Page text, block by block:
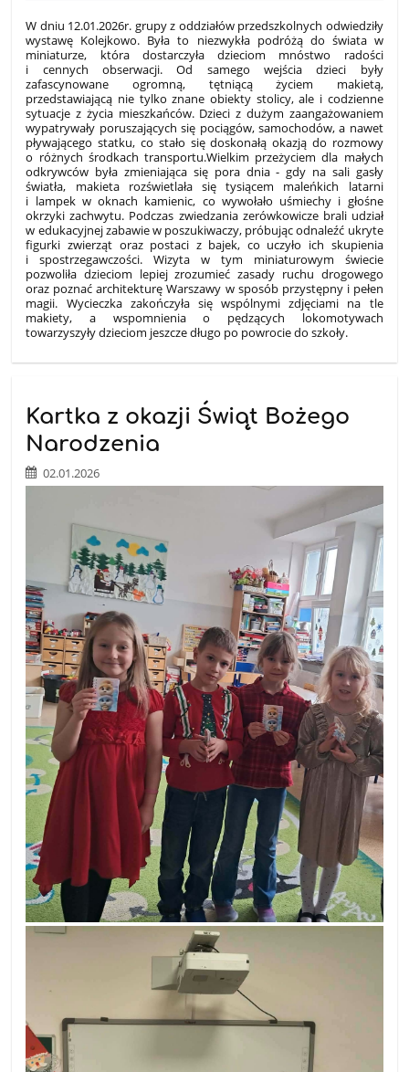
W dniu 12.01.2026r. grupy z oddziałów przedszkolnych odwiedziły
wystawę Kolejkowo. Była to niezwykła podróżą do świata w
miniaturze, która dostarczyła dzieciom mnóstwo radości
i cennych obserwacji. Od samego wejścia dzieci były
zafascynowane ogromną, tętniącą życiem makietą,
przedstawiającą nie tylko znane obiekty stolicy, ale i codzienne
sytuacje z życia mieszkańców. Dzieci z dużym zaangażowaniem
wypatrywały poruszających się pociągów, samochodów, a nawet
pływającego statku, co stało się doskonałą okazją do rozmowy
o różnych środkach transportu.Wielkim przeżyciem dla małych
odkrywców była zmieniająca się pora dnia - gdy na sali gasły
światła, makieta rozświetlała się tysiącem maleńkich latarni
i lampek w oknach kamienic, co wywołało uśmiechy i głośne
okrzyki zachwytu. Podczas zwiedzania zerówkowicze brali udział
w edukacyjnej zabawie w poszukiwaczy, próbując odnaleźć ukryte
figurki zwierząt oraz postaci z bajek, co uczyło ich skupienia
i spostrzegawczości. Wizyta w tym miniaturowym świecie
pozwoliła dzieciom lepiej zrozumieć zasady ruchu drogowego
oraz poznać architekturę Warszawy w sposób przystępny i pełen
magii. Wycieczka zakończyła się wspólnymi zdjęciami na tle
makiety, a wspomnienia o pędzących lokomotywach
towarzyszyły dzieciom jeszcze długo po powrocie do szkoły.
Kartka z okazji Świąt Bożego
Narodzenia
02.01.2026